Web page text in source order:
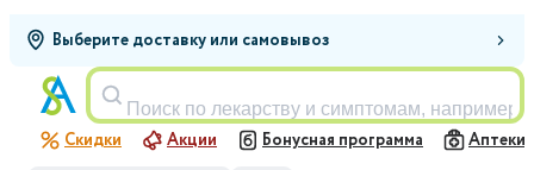
Выберите доставку или самовывоз
Поиск по лекарству и симптомам, например,
Скидки Акции Бонусная программа Аптеки